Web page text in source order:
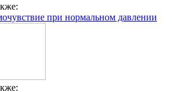
при нормальном давлении